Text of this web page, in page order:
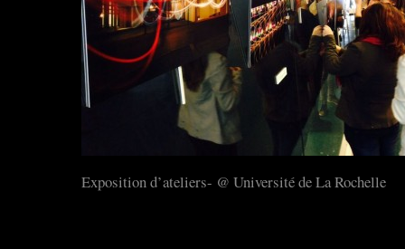
Exposition d’ateliers- @ Université de La Rochelle